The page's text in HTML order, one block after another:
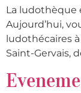
La ludothèque
Aujourd’hui,
ludothécaires
Saint-Gervais,